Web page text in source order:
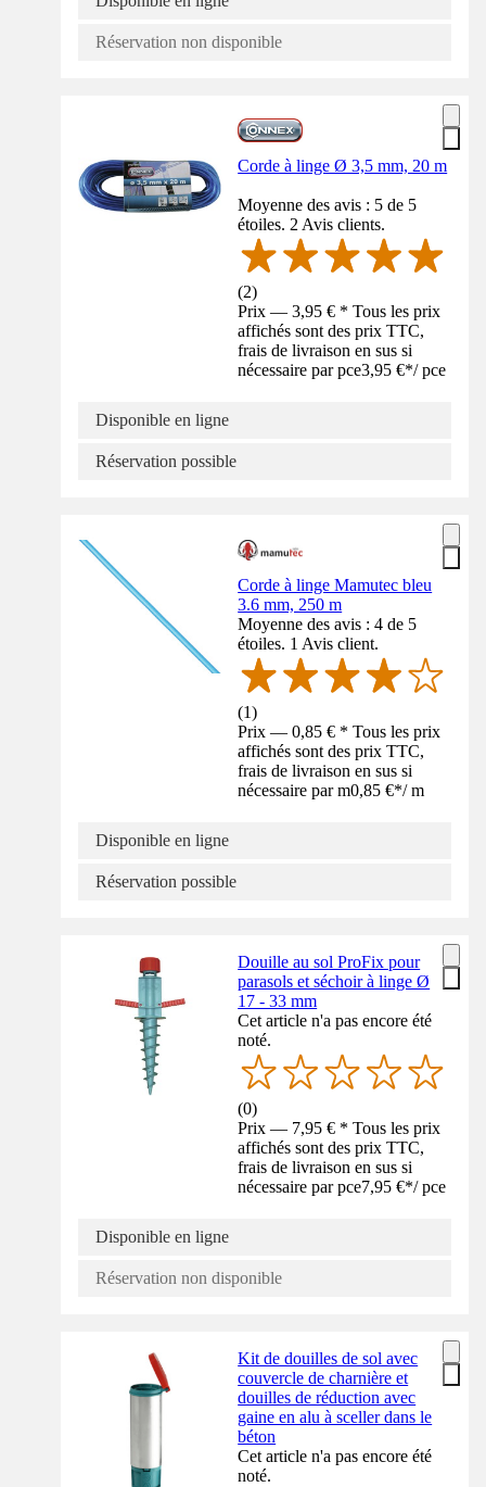
Réservation non disponible
Corde à linge Ø 3,5 mm, 20 m
Moyenne des avis : 5 de 5
étoiles. 2 Avis clients.
(2)
Prix — 3,95 € * Tous les prix
affichés sont des prix TTC,
frais de livraison en sus si
nécessaire par pce3,95 €*/ pce
Disponible en ligne
Réservation possible
Corde à linge Mamutec bleu
3.6 mm, 250 m
Moyenne des avis : 4 de 5
étoiles. 1 Avis client.
(1)
Prix — 0,85 € * Tous les prix
affichés sont des prix TTC,
frais de livraison en sus si
nécessaire par m0,85 €*/ m
Disponible en ligne
Réservation possible
Douille au sol ProFix pour
parasols et séchoir à linge Ø
17 - 33 mm
Cet article n'a pas encore été
noté.
(0)
Prix — 7,95 € * Tous les prix
affichés sont des prix TTC,
frais de livraison en sus si
nécessaire par pce7,95 €*/ pce
Disponible en ligne
Réservation non disponible
Kit de douilles de sol avec
couvercle de charnière et
douilles de réduction avec
gaine en alu à sceller dans le
béton
Cet article n'a pas encore été
noté.